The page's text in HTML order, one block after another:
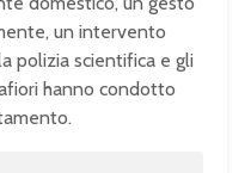
un intervento
polizia scientifica e gli
hanno condotto